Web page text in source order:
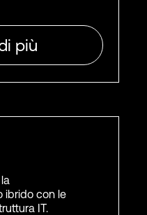
più
ibrido con le
IT.